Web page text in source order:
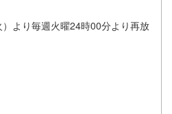
より毎週火曜24時00分より再放